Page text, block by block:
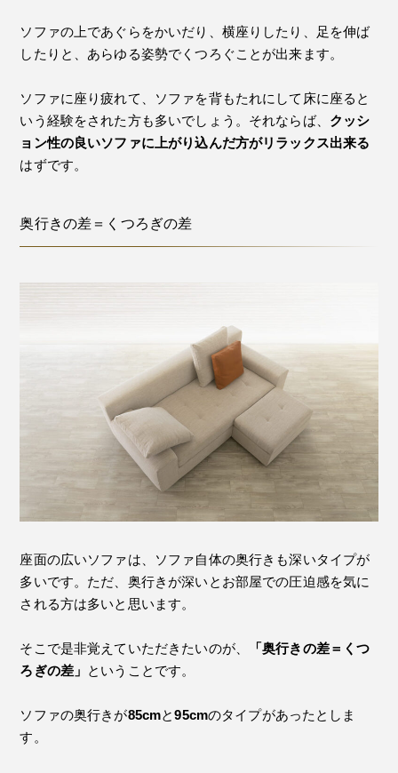
ソファの上であぐらをかいだり、横座りしたり、足を伸ば
したりと、あらゆる姿勢でくつろぐことが出来ます。
ソファに座り疲れて、ソファを背もたれにして床に座ると
いう経験をされた方も多いでしょう。それならば、 クッシ
ョン性の良いソファに上がり込んだ方がリラックス出来る
はずです。
奥行きの差＝くつろぎの差
座面の広いソファは、ソファ自体の奥行きも深いタイプが
多いです。ただ、奥行きが深いとお部屋での圧迫感を気に
される方は多いと思います。
そこで是非覚えていただきたいのが、
「奥行きの差＝くつ
ろぎの差」 ということです。
ソファの奥行きが85cmと95cmのタイプがあったとしま
す。